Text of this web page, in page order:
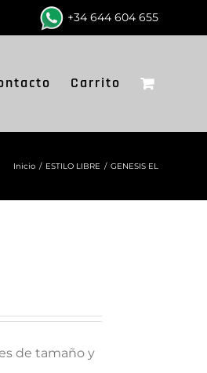
+34 644 604 655
Carrito
Inicio / ESTILO LIBRE / GENESIS EL
de tamaño y